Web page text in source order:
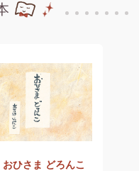
おひさま どろんこ